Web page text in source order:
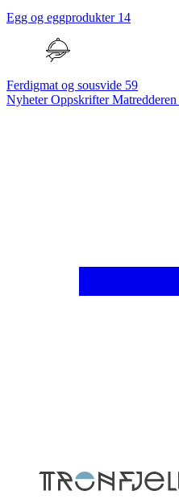
Egg og eggprodukter 14
Ferdigmat og sousvide 59
NyheterOppskrifterMatredderen